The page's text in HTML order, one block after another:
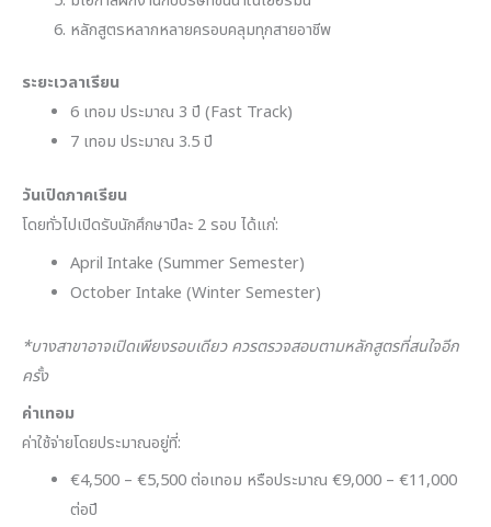
หลักสูตรหลากหลายครอบคลุมทุกสายอาชีพ
ระยะเวลาเรียน
6 เทอม ประมาณ 3 ปี (Fast Track)
7 เทอม ประมาณ 3.5 ปี
วันเปิดภาคเรียน
โดยทั่วไปเปิดรับนักศึกษาปีละ 2 รอบ ได้แก่:
April Intake (Summer Semester)
October Intake (Winter Semester)
*บางสาขาอาจเปิดเพียงรอบเดียว ควรตรวจสอบตามหลักสูตรที่สนใจอีก
ครั้ง
ค่าเทอม
ค่าใช้จ่ายโดยประมาณอยู่ที่:
€4,500 – €5,500 ต่อเทอม หรือประมาณ €9,000 – €11,000
ต่อปี